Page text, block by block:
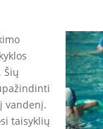
Šių
vandenį.
taisyklių